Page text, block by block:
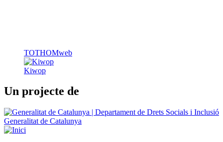
TOTHOMweb
Kiwop
Un projecte de
Generalitat de Catalunya